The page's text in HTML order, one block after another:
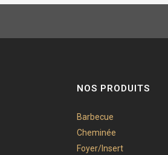
NOS PRODUITS
Barbecue
Cheminée
Foyer/Insert